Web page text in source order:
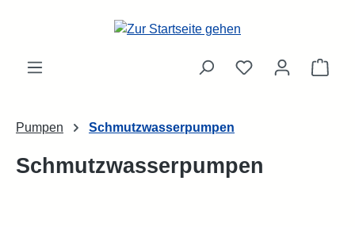
Zum Hauptinhalt springen
Pumpen Schmutzwasserpumpen
Schmutzwasserpumpen